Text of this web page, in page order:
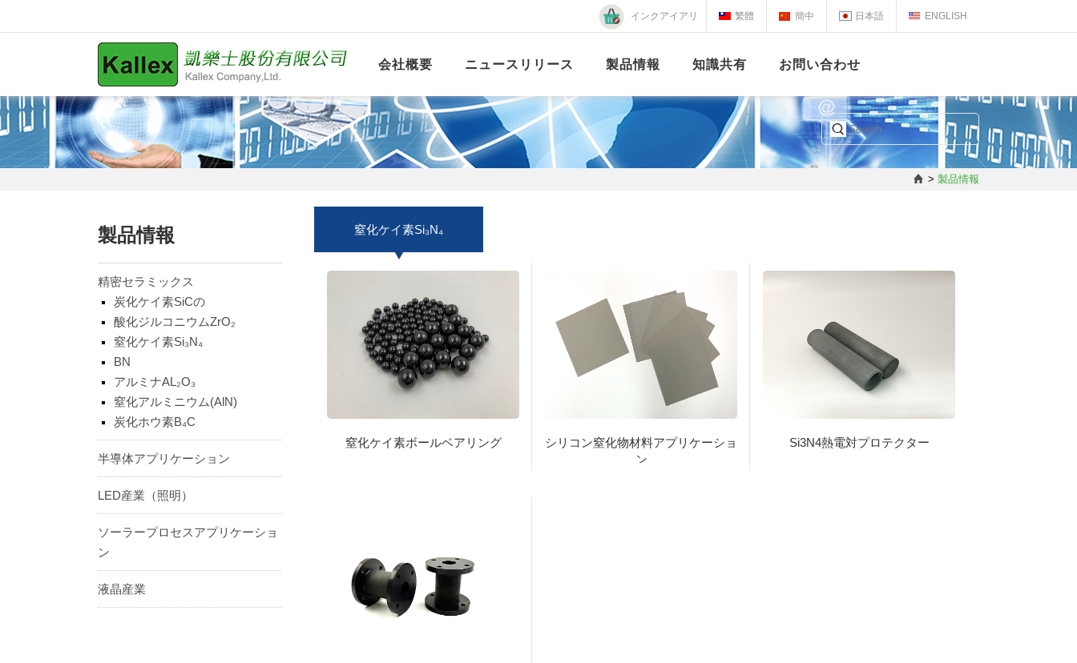
ENGLISH
日本語
簡中
繁體
インクアイアリ
会社概要 ニュースリリース 製品情報 知識共有 お問い合わせ
> 製品情報
製品情報
精密セラミックス
炭化ケイ素SiCの
酸化ジルコニウムZrO₂
窒化ケイ素Si₃N₄
BN
アルミナAL₂O₃
窒化アルミニウム(AlN)
炭化ホウ素B₄C
半導体アプリケーション
LED産業（照明）
ソーラープロセスアプリケーショ
ン
液晶産業
窒化ケイ素Si₃N₄
窒化ケイ素ボールベアリング
シリコン窒化物材料アプリケーショ
ン
Si3N4熱電対プロテクター